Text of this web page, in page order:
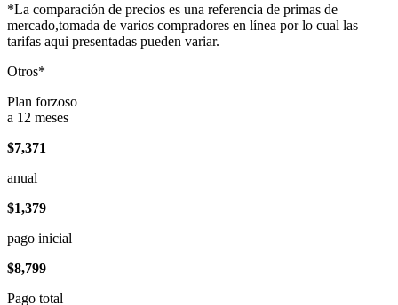
*La comparación de precios es una referencia de primas de
mercado,tomada de varios compradores en línea por lo cual las
tarifas aqui presentadas pueden variar.
Otros*
Plan forzoso
a 12 meses
$7,371
anual
$1,379
pago inicial
$8,799
Pago total